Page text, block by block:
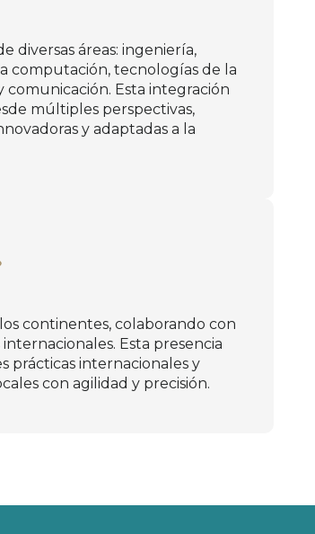
diversas áreas: ingeniería,
computación, tecnologías de la
Esta integración
múltiples perspectivas,
y adaptadas a la
continentes, colaborando con
Esta presencia
prácticas internacionales y
con agilidad y precisión.